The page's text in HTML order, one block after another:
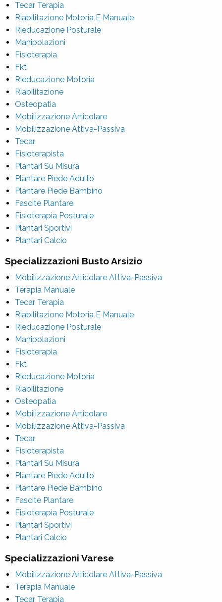
Tecar Terapia
Riabilitazione Motoria E Manuale
Rieducazione Posturale
Manipolazioni
Fisioterapia
Fkt
Rieducazione Motoria
Riabilitazione
Osteopatia
Mobilizzazione Articolare
Mobilizzazione Attiva-Passiva
Tecar
Fisioterapista
Plantari Su Misura
Plantare Piede Adulto
Plantare Piede Bambino
Fascite Plantare
Fisioterapia Posturale
Plantari Sportivi
Plantari Calcio
Specializzazioni Busto Arsizio
Mobilizzazione Articolare Attiva-Passiva
Terapia Manuale
Tecar Terapia
Riabilitazione Motoria E Manuale
Rieducazione Posturale
Manipolazioni
Fisioterapia
Fkt
Rieducazione Motoria
Riabilitazione
Osteopatia
Mobilizzazione Articolare
Mobilizzazione Attiva-Passiva
Tecar
Fisioterapista
Plantari Su Misura
Plantare Piede Adulto
Plantare Piede Bambino
Fascite Plantare
Fisioterapia Posturale
Plantari Sportivi
Plantari Calcio
Specializzazioni Varese
Mobilizzazione Articolare Attiva-Passiva
Terapia Manuale
Tecar Terapia